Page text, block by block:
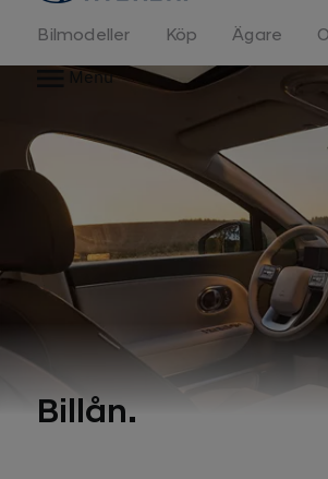
Bilmodeller Köp Ägare
Menu
Billån.